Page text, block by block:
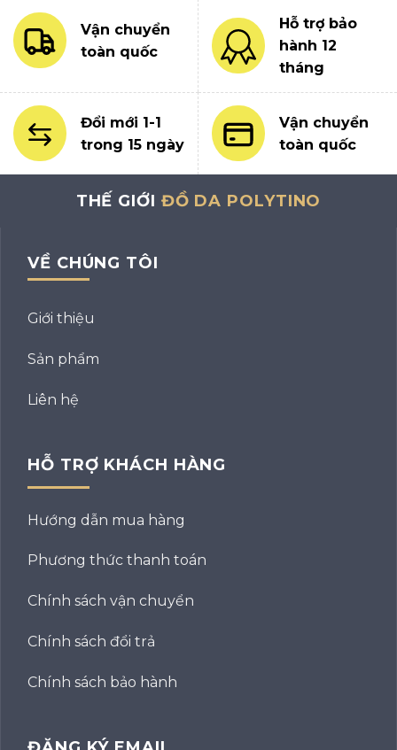
Vận chuyển
toàn quốc
Hỗ trợ bảo
hành 12
tháng
Đổi mới 1-1
trong 15 ngày
Vận chuyển
toàn quốc
THẾ GIỚI ĐỒ DA POLYTINO
VỀ CHÚNG TÔI
Giới thiệu
Sản phẩm
Liên hệ
HỖ TRỢ KHÁCH HÀNG
Hướng dẫn mua hàng
Phương thức thanh toán
Chính sách vận chuyển
Chính sách đổi trả
Chính sách bảo hành